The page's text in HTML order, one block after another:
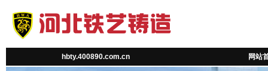
hbty.400890.com.cn 网站